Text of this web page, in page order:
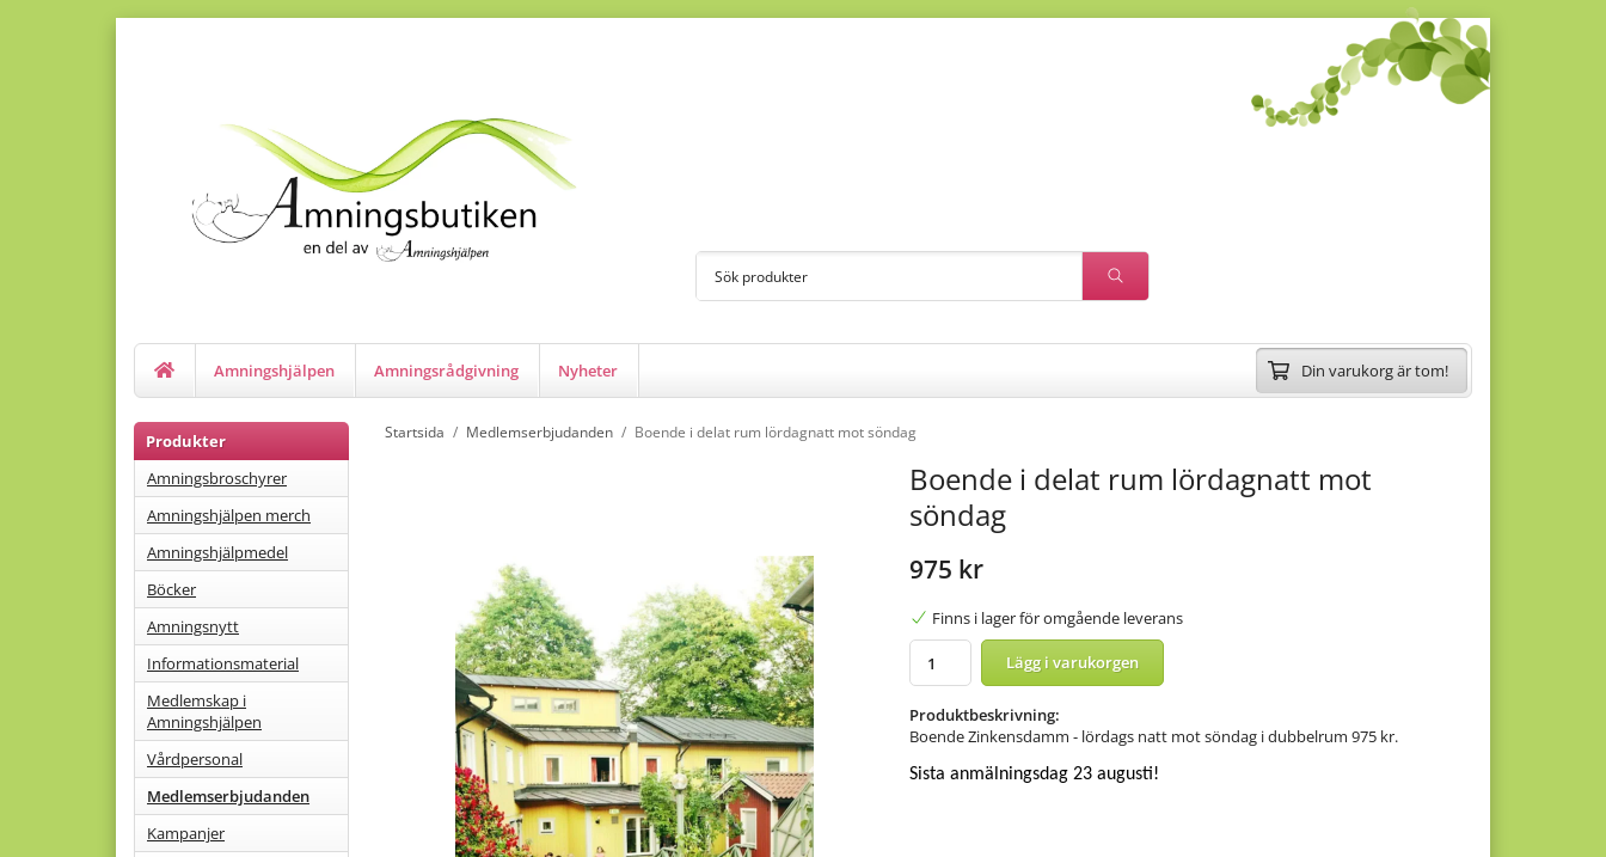
Amningshjälpen Amningsrådgivning Nyheter Din varukorg är tom!
Produkter
Amningsbroschyrer
Amningshjälpen merch
Amningshjälpmedel
Böcker
Amningsnytt
Informationsmaterial
Medlemskap i
Amningshjälpen
Vårdpersonal
Medlemserbjudanden
Kampanjer
Startsida / Medlemserbjudanden / Boende i delat rum lördagnatt mot söndag
Boende i delat rum lördagnatt mot
söndag
975 kr
Finns i lager för omgående leverans
Lägg i varukorgen
Produktbeskrivning:
Boende Zinkensdamm - lördags natt mot söndag i dubbelrum 975 kr.
Sista anmälningsdag 23 augusti!